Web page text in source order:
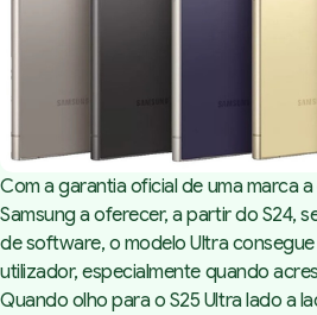
Com a garantia oficial de uma marca
Samsung a oferecer, a partir do S24,
de software, o modelo Ultra
utilizador, especialmente quando
Quando olho para o S25 Ultra lado a